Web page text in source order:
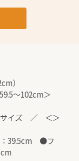
）
～102cm＞
イズ　／　＜＞
39.5cm　●フ